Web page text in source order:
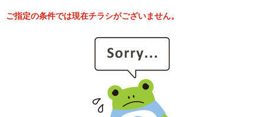
ご指定の条件では現在チラシがございません。